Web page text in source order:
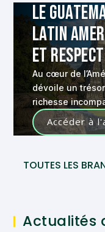
Le
Latin
et respect
Au cœur de
dévoile un
richesse
vestiges
d’expériences
l’environnement,
Accéder à
TOUTES LES
Actualités